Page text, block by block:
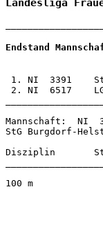
Landesliga
Endstand
1. NI  3391
2. NI  6517
Mannschaft:
StG
Disziplin       St-
100 m